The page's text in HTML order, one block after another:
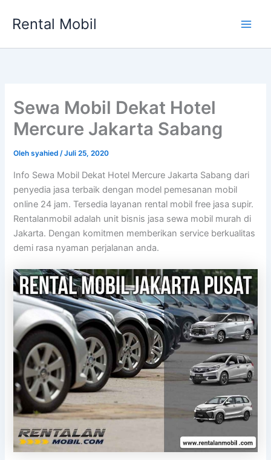
Rental Mobil
Sewa Mobil Dekat Hotel
Mercure Jakarta Sabang
Olehsyahied/Juli 25, 2020
Info Sewa Mobil Dekat Hotel Mercure Jakarta Sabang dari
penyedia jasa terbaik dengan model pemesanan mobil
online 24 jam. Tersedia layanan rental mobil free jasa supir.
Rentalanmobil adalah unit bisnis jasa sewa mobil murah di
Jakarta. Dengan komitmen memberikan service berkualitas
demi rasa nyaman perjalanan anda.